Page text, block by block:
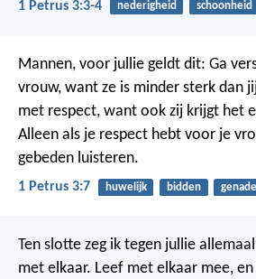
1 Petrus 3:3-4 nederigheid schoonheid
Mannen, voor jullie geldt dit: Ga
vrouw, want ze is minder sterk dan
met respect, want ook zij krijgt het
Alleen als je respect hebt voor je
gebeden luisteren.
1 Petrus 3:7 huwelijk bidden genade
Ten slotte zeg ik tegen jullie
met elkaar. Leef met elkaar mee,